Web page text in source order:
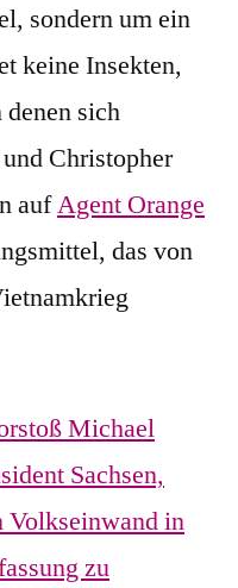
sondern um ein
keine Insekten,
sich
Christopher
aufAgent Orange
das von
Michael
Sachsen,
Volkseinwand in
zu